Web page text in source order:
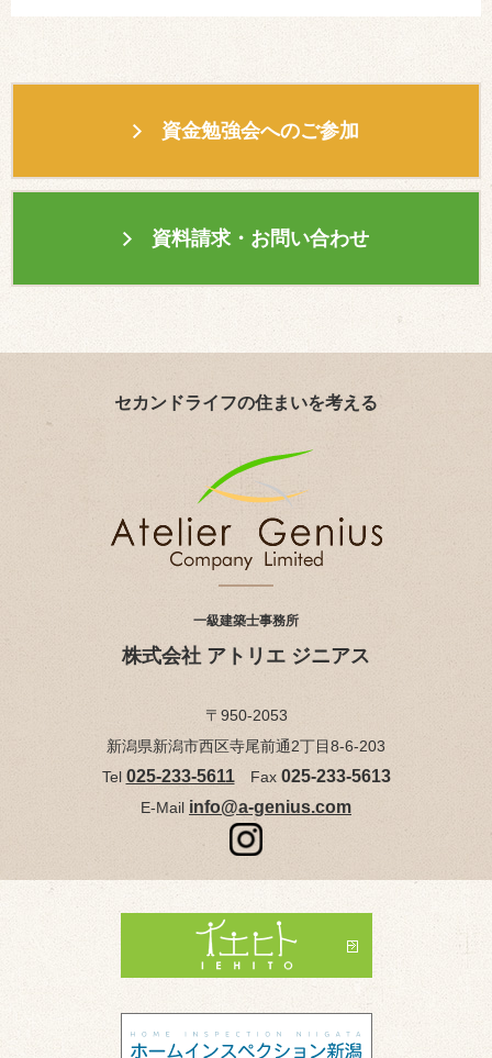
資金勉強会へのご参加
資料請求・お問い合わせ
セカンドライフの住まいを考える
一級建築士事務所
株式会社 アトリエ ジニアス
〒950-2053
新潟県新潟市西区寺尾前通2丁目8-6-203
Tel 025-233-5611Fax 025-233-5613
E-Mail info@a-genius.com